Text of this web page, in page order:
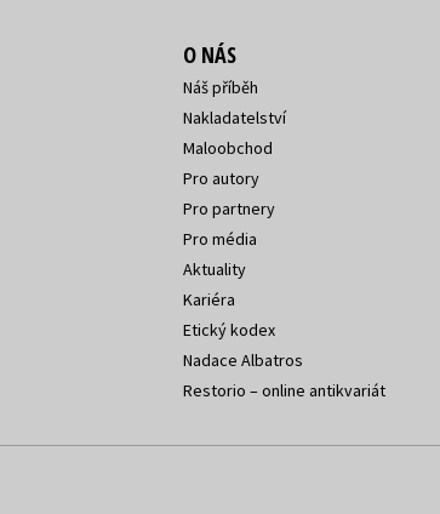
O NÁS
Náš příběh
Nakladatelství
Maloobchod
Pro autory
Pro partnery
Pro média
Aktuality
Kariéra
Etický kodex
Nadace Albatros
Restorio – online antikvariát